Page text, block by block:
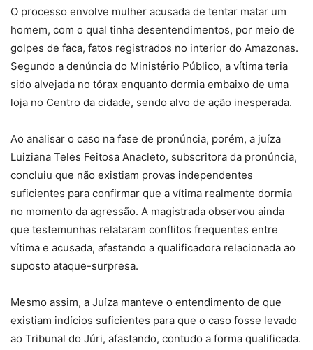
O processo envolve mulher acusada de tentar matar um
homem, com o qual tinha desentendimentos, por meio de
golpes de faca, fatos registrados no interior do Amazonas.
Segundo a denúncia do Ministério Público, a vítima teria
sido alvejada no tórax enquanto dormia embaixo de uma
loja no Centro da cidade, sendo alvo de ação inesperada.
Ao analisar o caso na fase de pronúncia, porém, a juíza
Luiziana Teles Feitosa Anacleto, subscritora da pronúncia,
concluiu que não existiam provas independentes
suficientes para confirmar que a vítima realmente dormia
no momento da agressão. A magistrada observou ainda
que testemunhas relataram conflitos frequentes entre
vítima e acusada, afastando a qualificadora relacionada ao
suposto ataque-surpresa.
Mesmo assim, a Juíza manteve o entendimento de que
existiam indícios suficientes para que o caso fosse levado
ao Tribunal do Júri, afastando, contudo a forma qualificada.